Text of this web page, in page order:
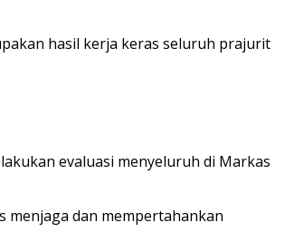
hasil kerja keras seluruh prajurit
evaluasi menyeluruh di Markas
menjaga dan mempertahankan